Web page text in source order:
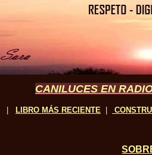
CANILUCES EN
LIBRO MÁS RECIENTE